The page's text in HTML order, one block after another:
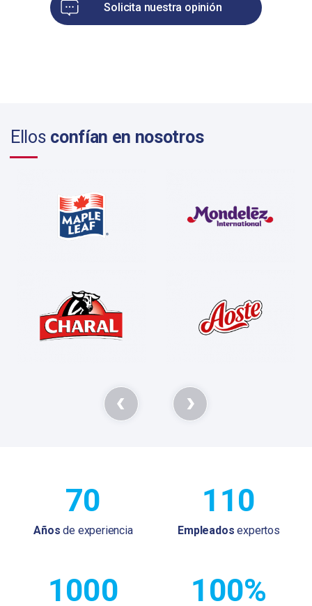
Solicita nuestra opinión
Ellos confían en nosotros
70
Años de experiencia
110
Empleados expertos
1000 100%